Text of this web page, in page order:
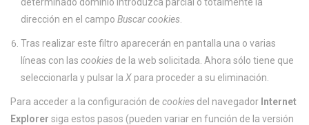
dirección en el campo Buscar cookies
Tras realizar este filtro aparecerán en pantalla una o varias
líneas con las cookies de la web solicitada. Ahora sólo tiene que
seleccionarla y pulsar la X para proceder a su eliminación.
Para acceder a la configuración de cookies del navegador Internet
Explorer siga estos pasos (pueden variar en función de la versión